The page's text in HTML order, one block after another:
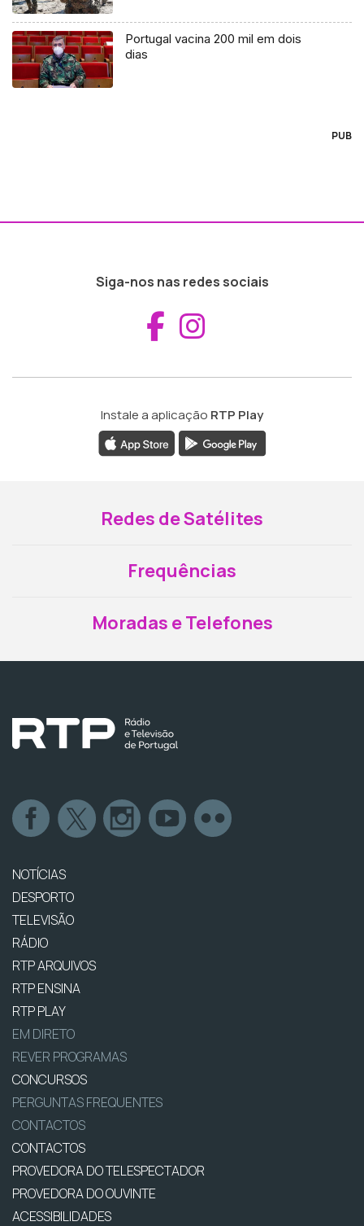
Portugal vacina 200 mil em dois
dias
PUB
Siga-nos nas redes sociais
Aceder ao
Instale a aplicação RTP Play
Redes de Satélites
Frequências
Moradas e Telefones
NOTÍCIAS
DESPORTO
TELEVISÃO
RÁDIO
RTP ARQUIVOS
RTP ENSINA
RTP PLAY
EM DIRETO
REVER PROGRAMAS
CONCURSOS
PERGUNTAS FREQUENTES
CONTACTOS
CONTACTOS
PROVEDORA DO TELESPECTADOR
PROVEDORA DO OUVINTE
ACESSIBILIDADES